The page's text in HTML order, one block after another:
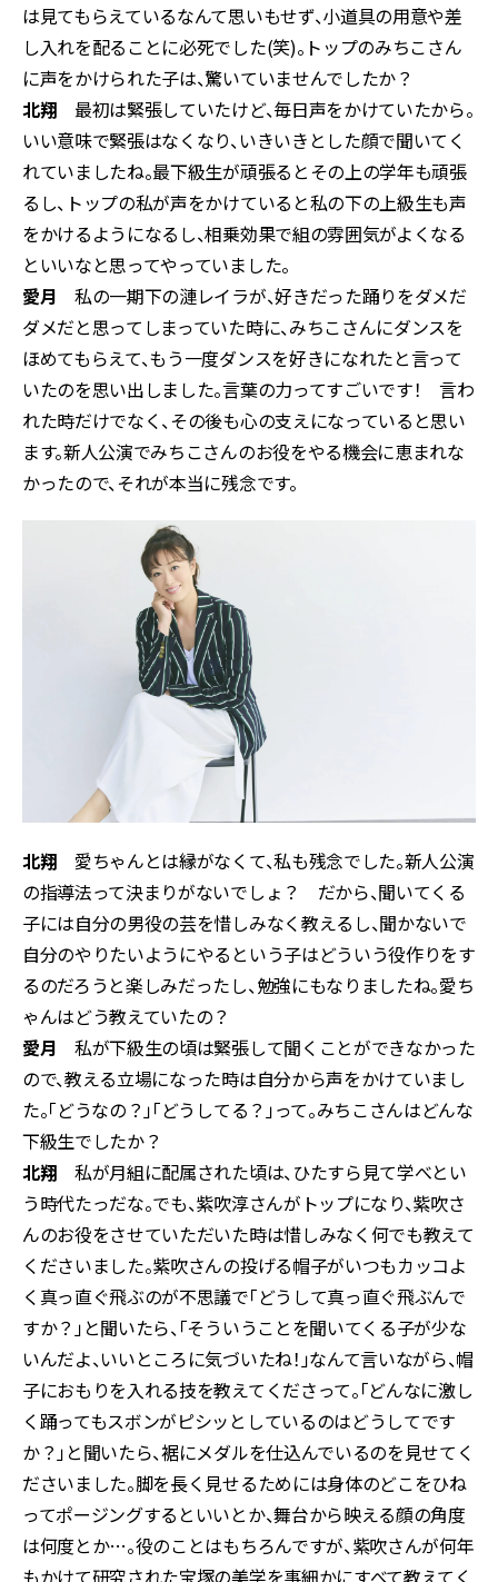
は見てもらえているなんて思いもせず、小道具の用意や差
し入れを配ることに必死でした(笑)。トップのみちこさん
に声をかけられた子は、驚いていませんでしたか？
北翔 最初は緊張していたけど、毎日声をかけていたから。
いい意味で緊張はなくなり、いきいきとした顔で聞いてく
れていましたね。最下級生が頑張るとその上の学年も頑張
るし、トップの私が声をかけていると私の下の上級生も声
をかけるようになるし、相乗効果で組の雰囲気がよくなる
といいなと思ってやっていました。
愛月私の一期下の漣レイラが、好きだった踊りをダメだ
ダメだと思ってしまっていた時に、みちこさんにダンスを
ほめてもらえて、もう一度ダンスを好きになれたと言って
いたのを思い出しました。言葉の力ってすごいです！ 言わ
れた時だけでなく、その後も心の支えになっていると思い
ます。新人公演でみちこさんのお役をやる機会に恵まれな
かったので、それが本当に残念です。
北翔 愛ちゃんとは縁がなくて、私も残念でした。新人公演
の指導法って決まりがないでしょ？ だから、聞いてくる
子には自分の男役の芸を惜しみなく教えるし、聞かないで
自分のやりたいようにやるという子はどういう役作りをす
るのだろうと楽しみだったし、勉強にもなりましたね。愛ち
ゃんはどう教えていたの？
愛月 私が下級生の頃は緊張して聞くことができなかった
ので、教える立場になった時は自分から声をかけていまし
た。「どうなの？」「どうしてる？」って。みちこさんはどんな
下級生でしたか？
北翔 私が月組に配属された頃は、ひたすら見て学べとい
う時代たっだな。でも、紫吹淳さんがトップになり、紫吹さ
んのお役をさせていただいた時は惜しみなく何でも教えて
くださいました。紫吹さんの投げる帽子がいつもカッコよ
く真っ直ぐ飛ぶのが不思議で「どうして真っ直ぐ飛ぶんで
すか？」と聞いたら、「そういうことを聞いてくる子が少な
いんだよ、いいところに気づいたね！」なんて言いながら、帽
子におもりを入れる技を教えてくださって。「どんなに激し
く踊ってもスボンがピシッとしているのはどうしてです
か？」と聞いたら、裾にメダルを仕込んでいるのを見せてく
ださいました。脚を長く見せるためには身体のどこをひね
ってポージングするといいとか、舞台から映える顔の角度
は何度とか…。役のことはもちろんですが、紫吹さんが何年
もかけて研究された宝塚の美学を事細かにすべて教えてく